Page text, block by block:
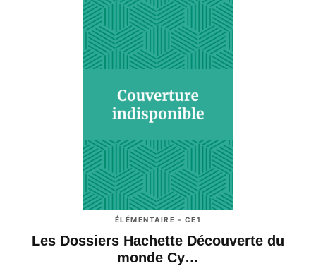
ÉLÉMENTAIRE - CE1
Les Dossiers Hachette Découverte du
monde Cy…